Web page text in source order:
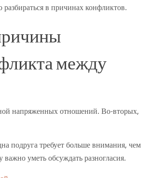
в причинах конфликтов.
между
напряженных отношений. Во-вторых,
подруга требует больше внимания, чем
уметь обсуждать разногласия.